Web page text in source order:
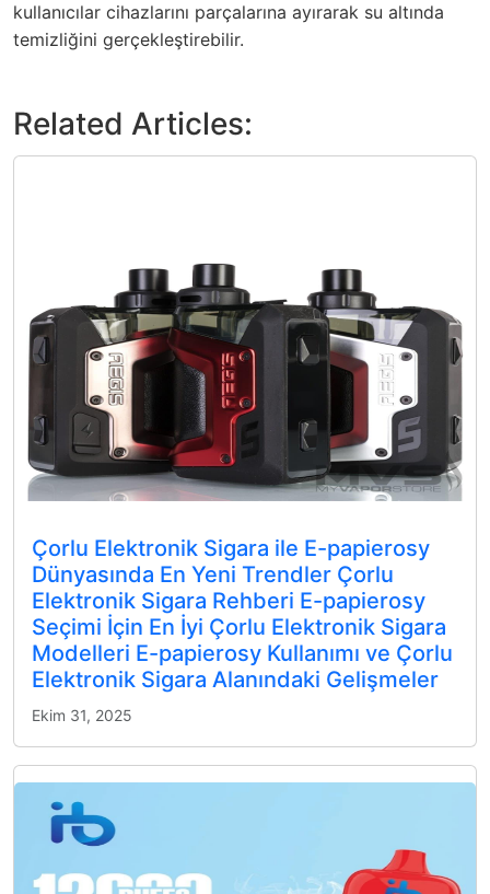
kullanıcılar cihazlarını parçalarına ayırarak su altında
temizliğini gerçekleştirebilir.
Related Articles:
Çorlu Elektronik Sigara ile E-papierosy
Dünyasında En Yeni Trendler Çorlu
Elektronik Sigara Rehberi E-papierosy
Seçimi İçin En İyi Çorlu Elektronik Sigara
Modelleri E-papierosy Kullanımı ve Çorlu
Elektronik Sigara Alanındaki Gelişmeler
Ekim 31, 2025